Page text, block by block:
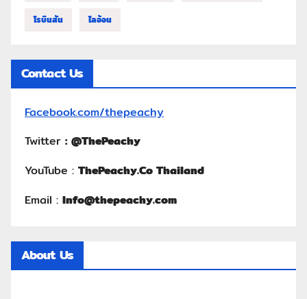
โรบินสัน ไลอ้อน
Contact Us
Facebook.com/thepeachy
Twitter : @ThePeachy
YouTube : ThePeachy.Co Thailand
Email : Info@thepeachy.com
About Us